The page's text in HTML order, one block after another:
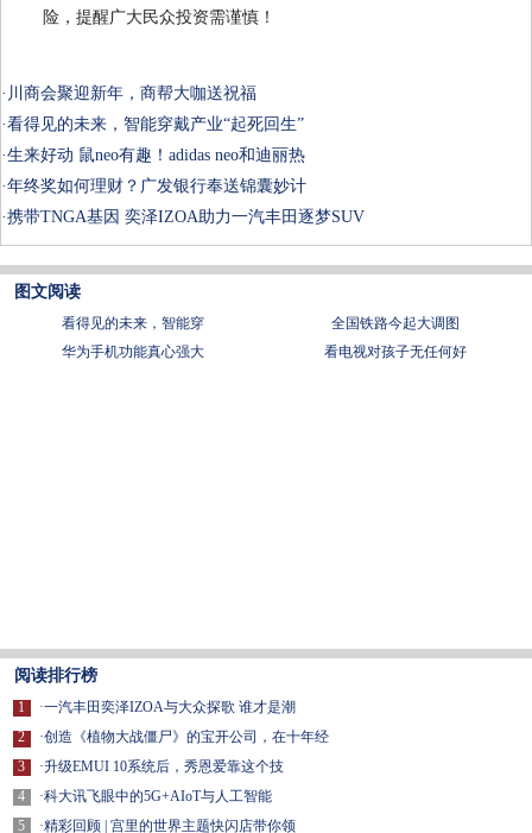
险，提醒广大民众投资需谨慎！
· 川商会聚迎新年，商帮大咖送祝福
·看得见的未来，智能穿戴产业“起死回生”
·生来好动 鼠neo有趣！adidas neo和迪丽热
·年终奖如何理财？广发银行奉送锦囊妙计
·携带TNGA基因 奕泽IZOA助力一汽丰田逐梦SUV
图文阅读
看得见的未来，智能穿
全国铁路今起大调图
华为手机功能真心强大
看电视对孩子无任何好
阅读排行榜
1
2
3
4
5
·一汽丰田奕泽IZOA与大众探歌 谁才是潮
·创造《植物大战僵尸》的宝开公司，在十年经
·升级EMUI 10系统后，秀恩爱靠这个技
·科大讯飞眼中的5G+AIoT与人工智能
·精彩回顾 | 宫里的世界主题快闪店带你领